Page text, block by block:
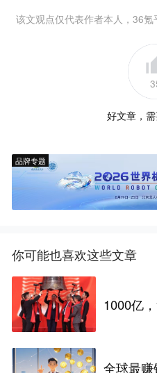
该文观点仅代表作者本人，36氪
好文章，
品牌专题
你可能也喜欢这些文章
1000亿
全球最